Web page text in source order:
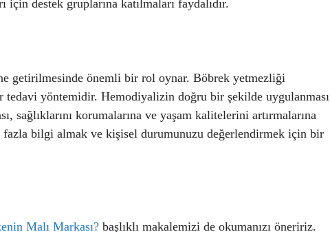
destek gruplarına katılmaları faydalıdır.
getirilmesinde önemli bir rol oynar. Böbrek yetmezliği
yöntemidir. Hemodiyalizin doğru bir şekilde uygulanması
sağlıklarını korumalarına ve yaşam kalitelerini artırmalarına
fazla bilgi almak ve kişisel durumunuzu değerlendirmek için bir
Malı Markası? başlıklı makalemizi de okumanızı öneririz.